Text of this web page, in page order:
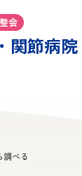
会
関節病院
調べる